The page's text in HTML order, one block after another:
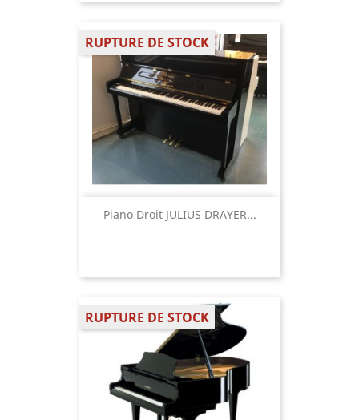
Piano Droit JULIUS DRAYER...
RUPTURE DE STOCK
RUPTURE DE STOCK